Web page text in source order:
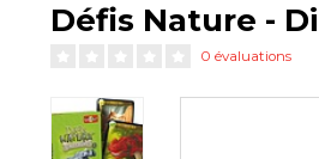
Défis Nature -
0 évaluations